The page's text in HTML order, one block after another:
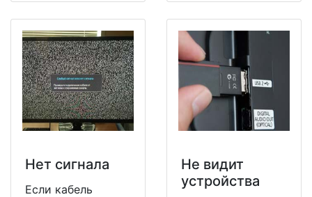
Нет сигнала
Если кабель
Не видит
устройства